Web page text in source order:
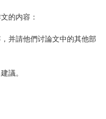
的内容：
并請他們讨論文中的其他部
議。